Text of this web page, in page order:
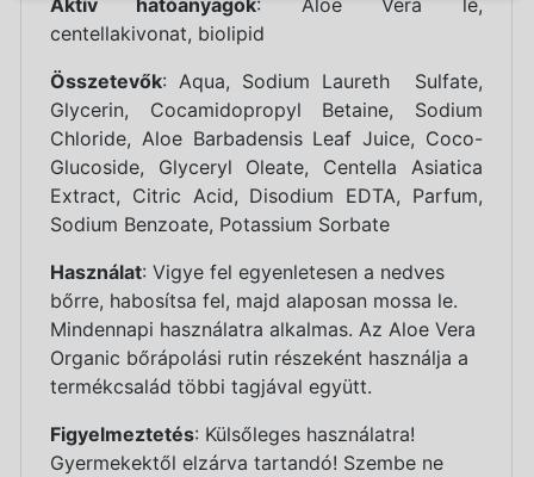
centellakivonat, biolipid
Összetevők: Aqua, Sodium Laureth Sulfate,
Glycerin, Cocamidopropyl Betaine, Sodium
Chloride, Aloe Barbadensis Leaf Juice, Coco-
Glucoside, Glyceryl Oleate, Centella Asiatica
Extract, Citric Acid, Disodium EDTA, Parfum,
Sodium Benzoate, Potassium Sorbate
Használat: Vigye fel egyenletesen a nedves
bőrre, habosítsa fel, majd alaposan mossa le.
Mindennapi használatra alkalmas. Az Aloe Vera
Organic bőrápolási rutin részeként használja a
termékcsalád többi tagjával együtt.
Figyelmeztetés: Külsőleges használatra!
Gyermekektől elzárva tartandó! Szembe ne